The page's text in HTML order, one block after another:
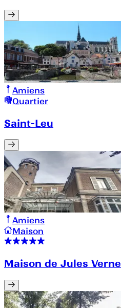
Amiens
Quartier
Saint-Leu
Amiens
Maison
Maison de Jules Verne